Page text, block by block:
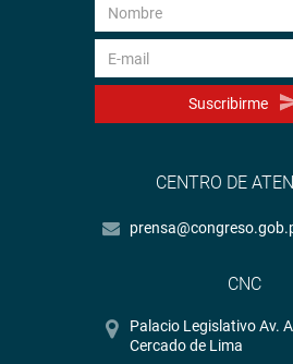
Suscribirme
CENTRO DE
CNC
Palacio Legislativo Av.
Cercado de Lima